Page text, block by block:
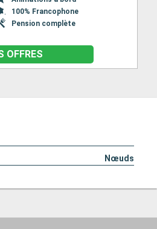
100% Francophone
Pension complète
OFFRES
Nœuds